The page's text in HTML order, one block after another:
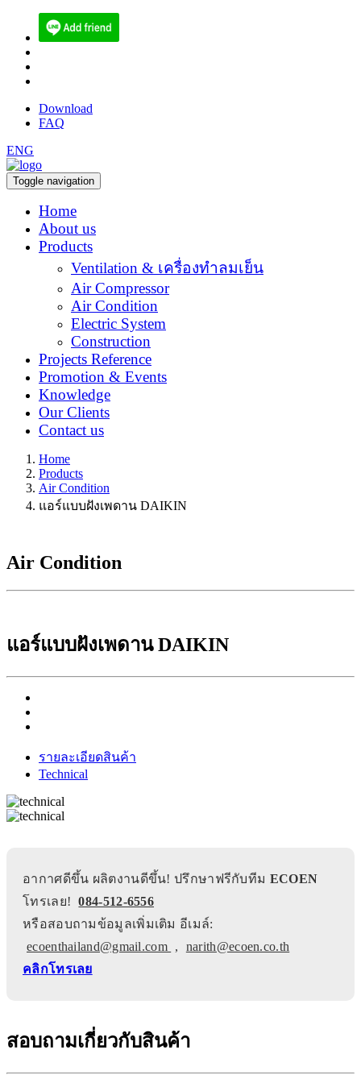
Download
FAQ
ENG
Toggle navigation
Home
About us
Products
Ventilation & เครื่องทำลมเย็น
Air Compressor
Air Condition
Electric System
Construction
Projects Reference
Promotion & Events
Knowledge
Our Clients
Contact us
Home
Products
Air Condition
แอร์แบบฝังเพดาน DAIKIN
Air Condition
แอร์แบบฝังเพดาน DAIKIN
รายละเอียดสินค้า
Technical
อากาศดีขึ้น ผลิตงานดีขึ้น! ปรึกษาฟรีกับทีม ECOEN
โทรเลย!
084-512-6556
หรือสอบถามข้อมูลเพิ่มเติม อีเมล์:
ecoenthailand@gmail.com ,
narith@ecoen.co.th
คลิกโทรเลย
สอบถามเกี่ยวกับสินค้า